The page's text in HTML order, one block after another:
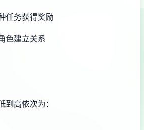
任务获得奖励
色建立关系
到高依次为：